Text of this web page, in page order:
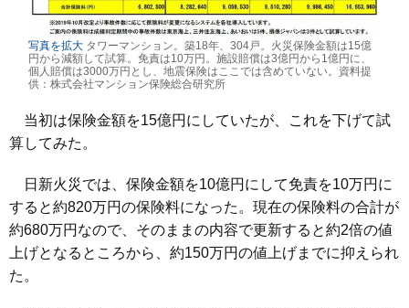
写真を拡大 タワーマンション。築18年、304戸。火災保険金額は15億
円から減額して試算。免責は10万円。施設賠償は3億円から1億円に、
個人賠償は3000万円とし、地震保険はここでは含めていない。資料提
供：株式会社マンション保険総合研究所
当初は保険金額を15億円にしていたが、これを下げて試
算してみた。
日新火災では、保険金額を10億円にして免責を10万円に
すると約820万円の保険料になった。現在の保険料の合計が
約680万円なので、そのままの内容で更新すると約2倍の値
上げとなるところから、約150万円の値上げまでに抑えられ
た。